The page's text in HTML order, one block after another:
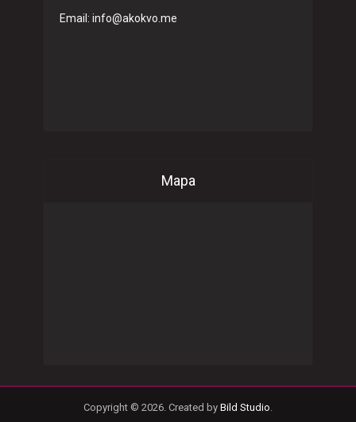
Email: info@akokvo.me
Mapa
Copyright © 2026. Created by Bild Studio